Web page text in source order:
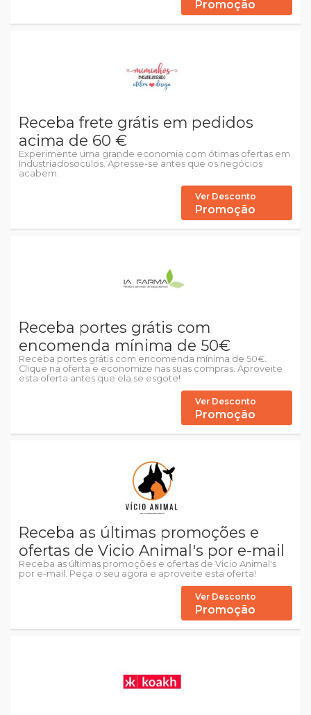
Promoção
Receba frete grátis em pedidos
acima de 60 €
Experimente uma grande economia com ótimas ofertas em
Industriadosoculos. Apresse-se antes que os negócios
acabem.
Ver Desconto
Promoção
Receba portes grátis com
encomenda mínima de 50€
Receba portes grátis com encomenda mínima de 50€.
Clique na oferta e economize nas suas compras. Aproveite
esta oferta antes que ela se esgote!
Ver Desconto
Promoção
Receba as últimas promoções e
ofertas de Vicio Animal's por e-mail
Receba as últimas promoções e ofertas de Vicio Animal's
por e-mail. Peça o seu agora e aproveite esta oferta!
Ver Desconto
Promoção